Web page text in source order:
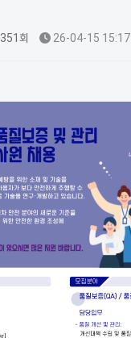
351회 26-04-15 15:17